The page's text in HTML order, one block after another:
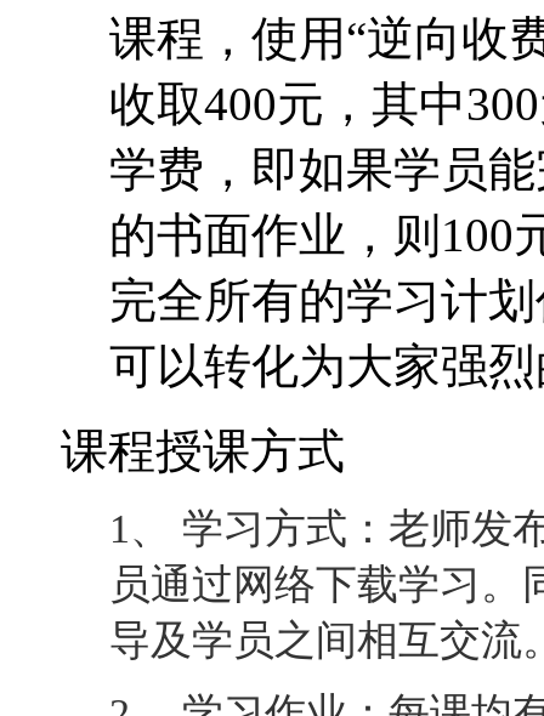
课程，使用“逆向收
收取400元，其中
学费，即如果学员
的书面作业，则100
完全所有的学习计
可以转化为大家强
课程授课方式
1、 学习方式：老师发
员通过网络下载学习
导及学员之间相互交流